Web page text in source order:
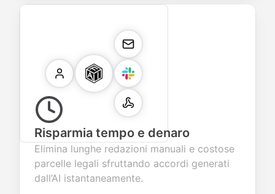
Risparmia tempo e denaro
Elimina lunghe redazioni manuali e costose
parcelle legali sfruttando accordi generati
dall’AI istantaneamente.